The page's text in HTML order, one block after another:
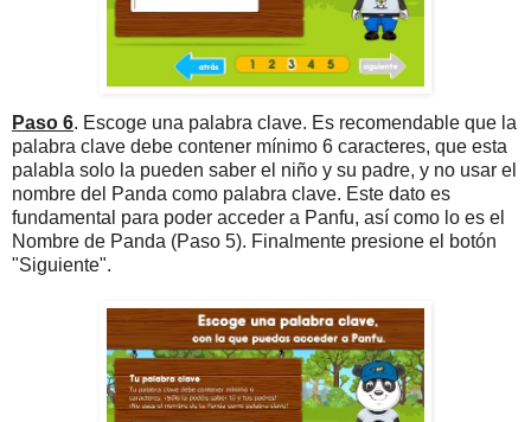
Paso 6. Escoge una palabra clave. Es recomendable que la
palabra clave debe contener mínimo 6 caracteres, que esta
palabla solo la pueden saber el niño y su padre, y no usar el
nombre del Panda como palabra clave. Este dato es
fundamental para poder acceder a Panfu, así como lo es el
Nombre de Panda (Paso 5). Finalmente presione el botón
"Siguiente".